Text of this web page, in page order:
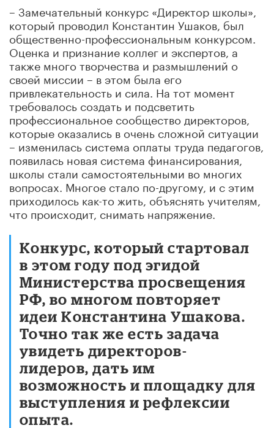
– Замечательный конкурс «Директор школы»,
который проводил Константин Ушаков, был
общественно-профессиональным конкурсом.
Оценка и признание коллег и экспертов, а
также много творчества и размышлений о
своей миссии – в этом была его
привлекательность и сила. На тот момент
требовалось создать и подсветить
профессиональное сообщество директоров,
которые оказались в очень сложной ситуации
– изменилась система оплаты труда педагогов,
появилась новая система финансирования,
школы стали самостоятельными во многих
вопросах. Многое стало по-другому, и с этим
приходилось как-то жить, объяснять учителям,
что происходит, снимать напряжение.
Конкурс, который стартовал
в этом году под эгидой
Министерства просвещения
РФ, во многом повторяет
идеи Константина Ушакова.
Точно так же есть задача
увидеть директоров-
лидеров, дать им
возможность и площадку для
выступления и рефлексии
опыта.